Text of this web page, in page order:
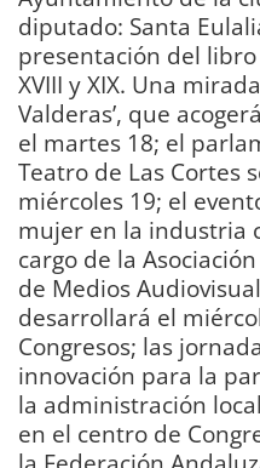
diputado: Santa
presentación del libro
XVIII y XIX. Una
Valderas’, que
el martes 18; el
Teatro de Las Cortes
miércoles 19; el
mujer en la industria
cargo de la
de Medios
desarrollará el
Congresos; las
innovación para la
la administración
en el centro de